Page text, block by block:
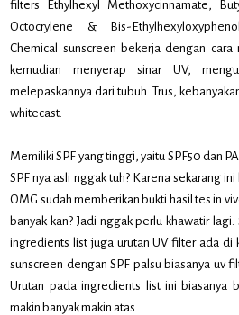
filters Ethylhexyl Methoxycinnamate,
Octocrylene & Bis-
Chemical sunscreen bekerja dengan
kemudian menyerap sinar UV,
melepaskannya dari tubuh. Trus,
whitecast.
Memiliki SPF yang tinggi, yaitu SPF50 dan
SPF nya asli nggak tuh? Karena sekarang
OMG sudah memberikan bukti hasil tes in
banyak kan? Jadi nggak perlu khawatir
ingredients list juga urutan UV filter ada di
sunscreen dengan SPF palsu biasanya uv
Urutan pada ingredients list ini biasanya
makin banyak makin atas.